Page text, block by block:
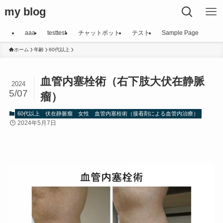
my blog
aaa testtest チャットボット テスト Sample Page
ホーム 年齢 60代以上
血管内塞栓術（右下肢大伏在静脈
瘤）
2024
5/07
60代以上 伏在静脈瘤 女性 血管内塞栓術（接着剤による血管内治療）
2024年5月7日